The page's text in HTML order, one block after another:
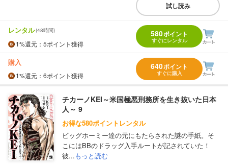
試し読み
レンタル(48時間)
1%還元 ：5ポイント獲得
580ポイント
すぐにレンタル
購入
1%還元 ：6ポイント獲得
640ポイント
すぐに購入
チカーノKEI～米国極悪刑務所を生き抜いた日本
人～ 9
お得な580ポイントレンタル
ビッグホーミー達の元にもたらされた謎の手紙。そ
こにはBBのドラッグ入手ルートが記されていた！
彼...もっと読む